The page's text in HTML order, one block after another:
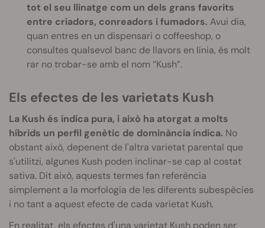
tot el seu llinatge com un dels grans favorits
entre criadors, conreadors i fumadors. Avui dia,
quan entres en un dispensari o coffeeshop, o
consultes qualsevol banc de llavors en línia, és molt
rar no trobar-se amb el nom “Kush”.
Els efectes de les varietats Kush
La Kush és índica pura, i això ha atorgat a molts
híbrids un perfil genètic de dominància índica. No
obstant això, depenent de l'altra varietat parental que
s'utilitzi, algunes Kush poden inclinar-se cap al costat
sativa. Dit això, aquests termes fan referència
simplement a la morfologia de les diferents subespècies
i no tant a aquest efecte de cada varietat Kush.
En realitat, els efectes d'una varietat Kush poden ser